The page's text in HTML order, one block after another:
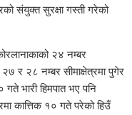
संयुक्त सुरक्षा गस्ती गरेको
२४ नम्बर
र २८ नम्बर सीमाक्षेत्रमा पुगेर
भारी हिमपात भए पनि
कात्तिक १० गते परेको हिउँ